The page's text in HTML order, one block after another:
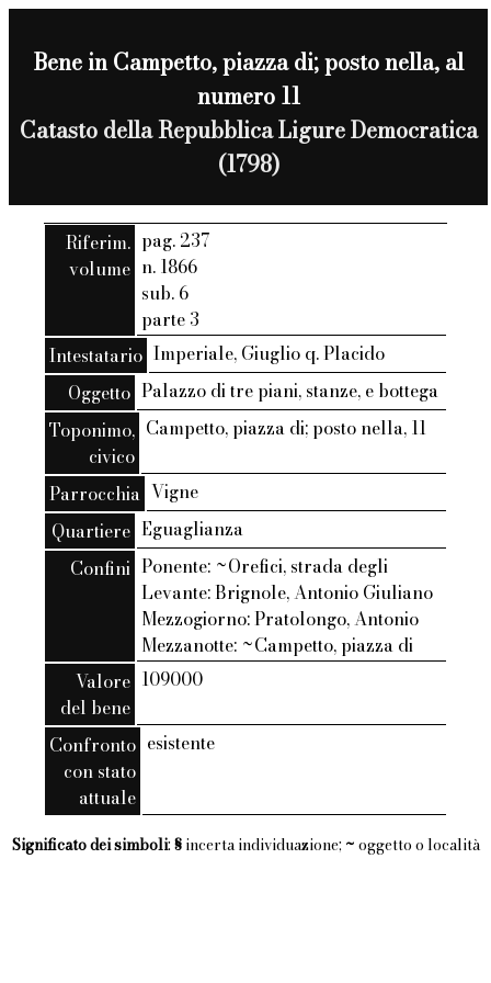
Bene in Campetto, piazza di; posto nella, al
numero 11
Catasto della Repubblica Ligure Democratica
(1798)
Riferim.
volume
pag. 237
n. 1866
sub. 6
parte 3
Intestatario Imperiale, Giuglio q. Placido
Oggetto Palazzo di tre piani, stanze, e bottega
Toponimo,
civico
Campetto, piazza di; posto nella, 11
Parrocchia Vigne
Quartiere Eguaglianza
Confini Ponente: ~Orefici, strada degli
Levante: Brignole, Antonio Giuliano
Mezzogiorno: Pratolongo, Antonio
Mezzanotte: ~Campetto, piazza di
Valore
del bene
109000
Confronto
con stato
attuale
esistente
Significato dei simboli: §incerta individuazione; ~ oggetto o località